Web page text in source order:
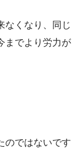
なくなり、同じ
までより労力が
のではないです